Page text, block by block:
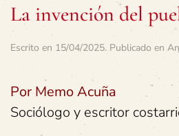
La invención del
Escrito en 15/04/2025. Publicado en
Por Memo Acuña
Sociólogo y escritor